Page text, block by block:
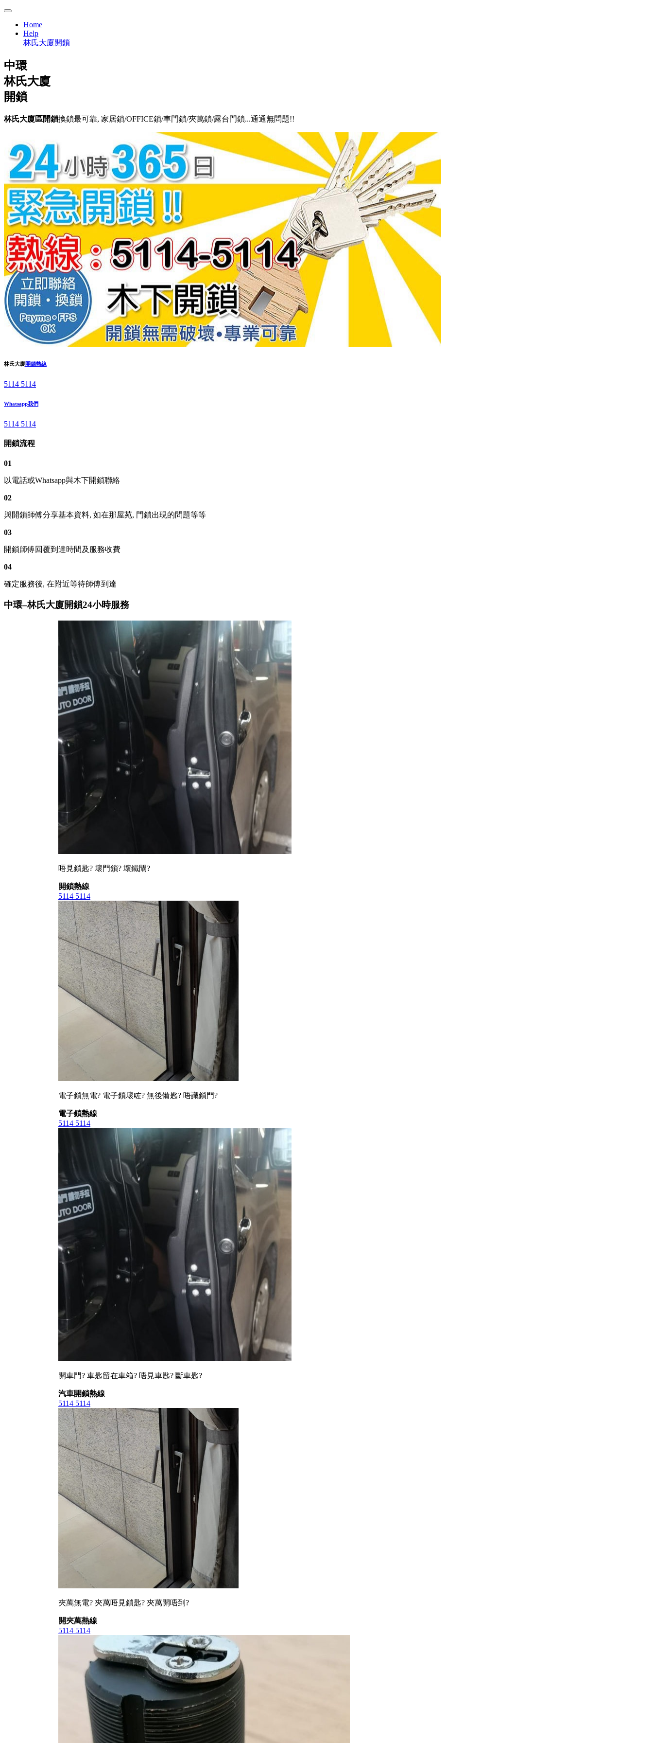
Home
Help
林氏大廈開鎖
中環
林氏大廈
開鎖
林氏大廈區開鎖換鎖最可靠, 家居鎖/OFFICE鎖/車門鎖/夾萬鎖/露台門鎖...通通無問題!!
林氏大廈開鎖熱線
5114 5114
Whatsapp我們
5114 5114
開鎖流程
01
以電話或Whatsapp與木下開鎖聯絡
02
與開鎖師傅分享基本資料, 如在那屋苑, 門鎖出現的問題等等
03
開鎖師傅回覆到達時間及服務收費
04
確定服務後, 在附近等待師傅到達
中環–林氏大廈開鎖24小時服務
唔見鎖匙? 壞門鎖? 壞鐵閘?
開鎖熱線
5114 5114
電子鎖無電? 電子鎖壞咗? 無後備匙? 唔識鎖門?
電子鎖熱線
5114 5114
開車門? 車匙留在車箱? 唔見車匙? 斷車匙?
汽車開鎖熱線
5114 5114
夾萬無電? 夾萬唔見鎖匙? 夾萬開唔到?
開夾萬熱線
5114 5114